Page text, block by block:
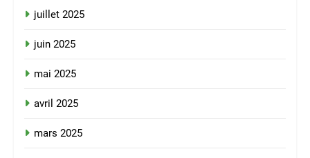
juillet 2025
juin 2025
mai 2025
avril 2025
mars 2025